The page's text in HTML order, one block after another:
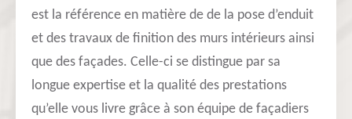
est la référence en matière de de la pose d’enduit
et des travaux de finition des murs intérieurs ainsi
que des façades. Celle-ci se distingue par sa
longue expertise et la qualité des prestations
qu’elle vous livre grâce à son équipe de façadiers